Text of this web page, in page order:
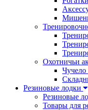
Охотничьи
Резиновые лодки
Резиновые
Товары для